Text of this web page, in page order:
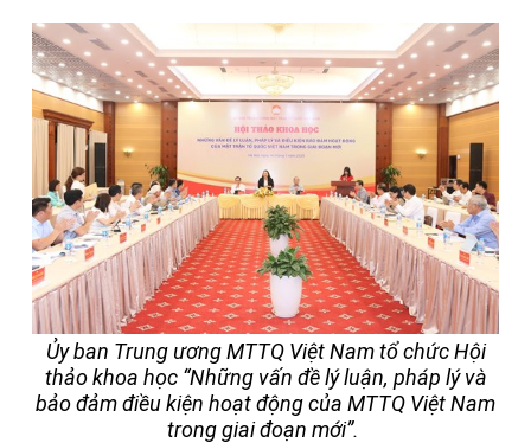
Ủy ban Trung ương MTTQ Việt Nam tổ chức Hội
thảo khoa học “Những vấn đề lý luận, pháp lý và
bảo đảm điều kiện hoạt động của MTTQ Việt Nam
trong giai đoạn mới”.